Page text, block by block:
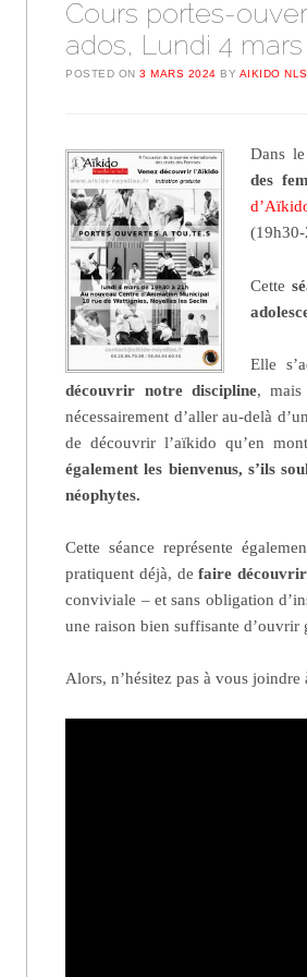
Cours portes-
ados, Lundi 4 mars
POSTED ON3 MARS 2024 BY AIKIDO NLS
Dans
des
Cette
Elle
découvrir notre discipline, mais
nécessairement d’aller au-delà
de découvrir l’aïkido qu’en
également les bienvenus, s’ils
néophytes.
Cette séance représente
pratiquent déjà, defaire
conviviale – et sans obligation
une raison bien suffisante d’ouvrir
Alors, n’hésitez pas à vous